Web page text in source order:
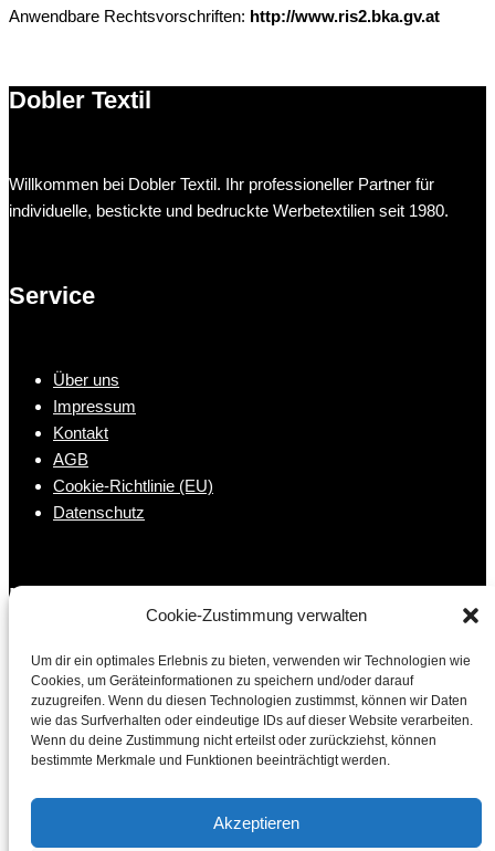
Cookie-Zustimmung verwalten
Um dir ein optimales Erlebnis zu bieten, verwenden wir Technologien wie
Cookies, um Geräteinformationen zu speichern und/oder darauf
zuzugreifen. Wenn du diesen Technologien zustimmst, können wir Daten
wie das Surfverhalten oder eindeutige IDs auf dieser Website verarbeiten.
Wenn du deine Zustimmung nicht erteilst oder zurückziehst, können
bestimmte Merkmale und Funktionen beeinträchtigt werden.
Akzeptieren
Anwendbare Rechtsvorschriften: http://www.ris2.bka.gv.at
Dobler Textil
Willkommen bei Dobler Textil. Ihr professioneller Partner für
individuelle, bestickte und bedruckte Werbetextilien seit 1980.
Service
Über uns
Impressum
Kontakt
AGB
Cookie-Richtlinie (EU)
Datenschutz
Kontakt
+43 (0) 5523 / 64214
info@dobler-textil.at
A-6833 Klaus, VBG
Plattenweg 2
Über uns